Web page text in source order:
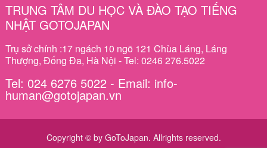
TRUNG TÂM DU HỌC VÀ ĐÀO TẠO TIẾNG
NHẬT GOTOJAPAN
Trụ sở chính :17 ngách 10 ngõ 121 Chùa Láng, Láng
Thượng, Đống Đa, Hà Nội - Tel: 0246 276.5022
Tel: 024 6276 5022 - Email: info-
human@gotojapan.vn
Copyright © by GoToJapan. Allrights reserved.